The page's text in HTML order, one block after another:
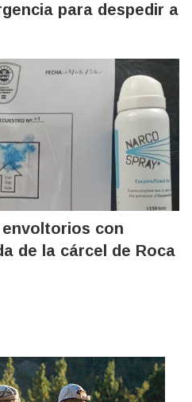
para despedir a
con
de la cárcel de Roca